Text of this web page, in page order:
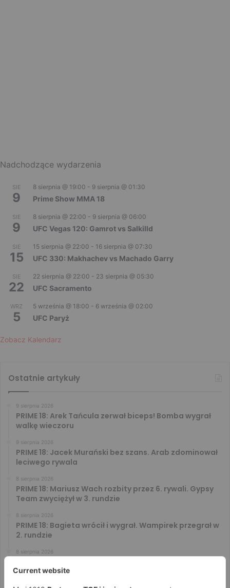
Nadchodzące wydarzenia
SIE
9
8 sierpnia @ 19:00 - 9 sierpnia @ 01:30
Prime Show MMA 18
SIE
9
8 sierpnia @ 22:00 - 9 sierpnia @ 06:00
UFC Vegas 120: Gamrot vs Salkilld
SIE
15
15 sierpnia @ 22:00 - 16 sierpnia @ 07:30
UFC 330: Makhachev vs Machado Garry
SIE
22
22 sierpnia @ 22:00 - 23 sierpnia @ 05:30
UFC Sacramento
WRZ
5
5 września @ 18:00 - 6 września @ 02:00
UFC Paryż
Zobacz Kalendarz
Ostatnie artykuły
9 sierpnia 2026
PRIME 18: Arek Tańcula zerwał biceps! Bomba wygrał
walkę wieczoru
9 sierpnia 2026
PRIME 18: Jacek Murański bez szans. Arab zdominował
leciwego rywala
8 sierpnia 2026
PRIME 18: Mariusz Wach rozbity przez 6. rywali. Gypsy
Team zwyciężył w 3. rundzie
8 sierpnia 2026
PRIME 18: Bagieta wrócił i wygrał. Wampirek przegrał w
2. rundzie
8 sierpnia 2026
Wsparcie Murana nie wystarczyło